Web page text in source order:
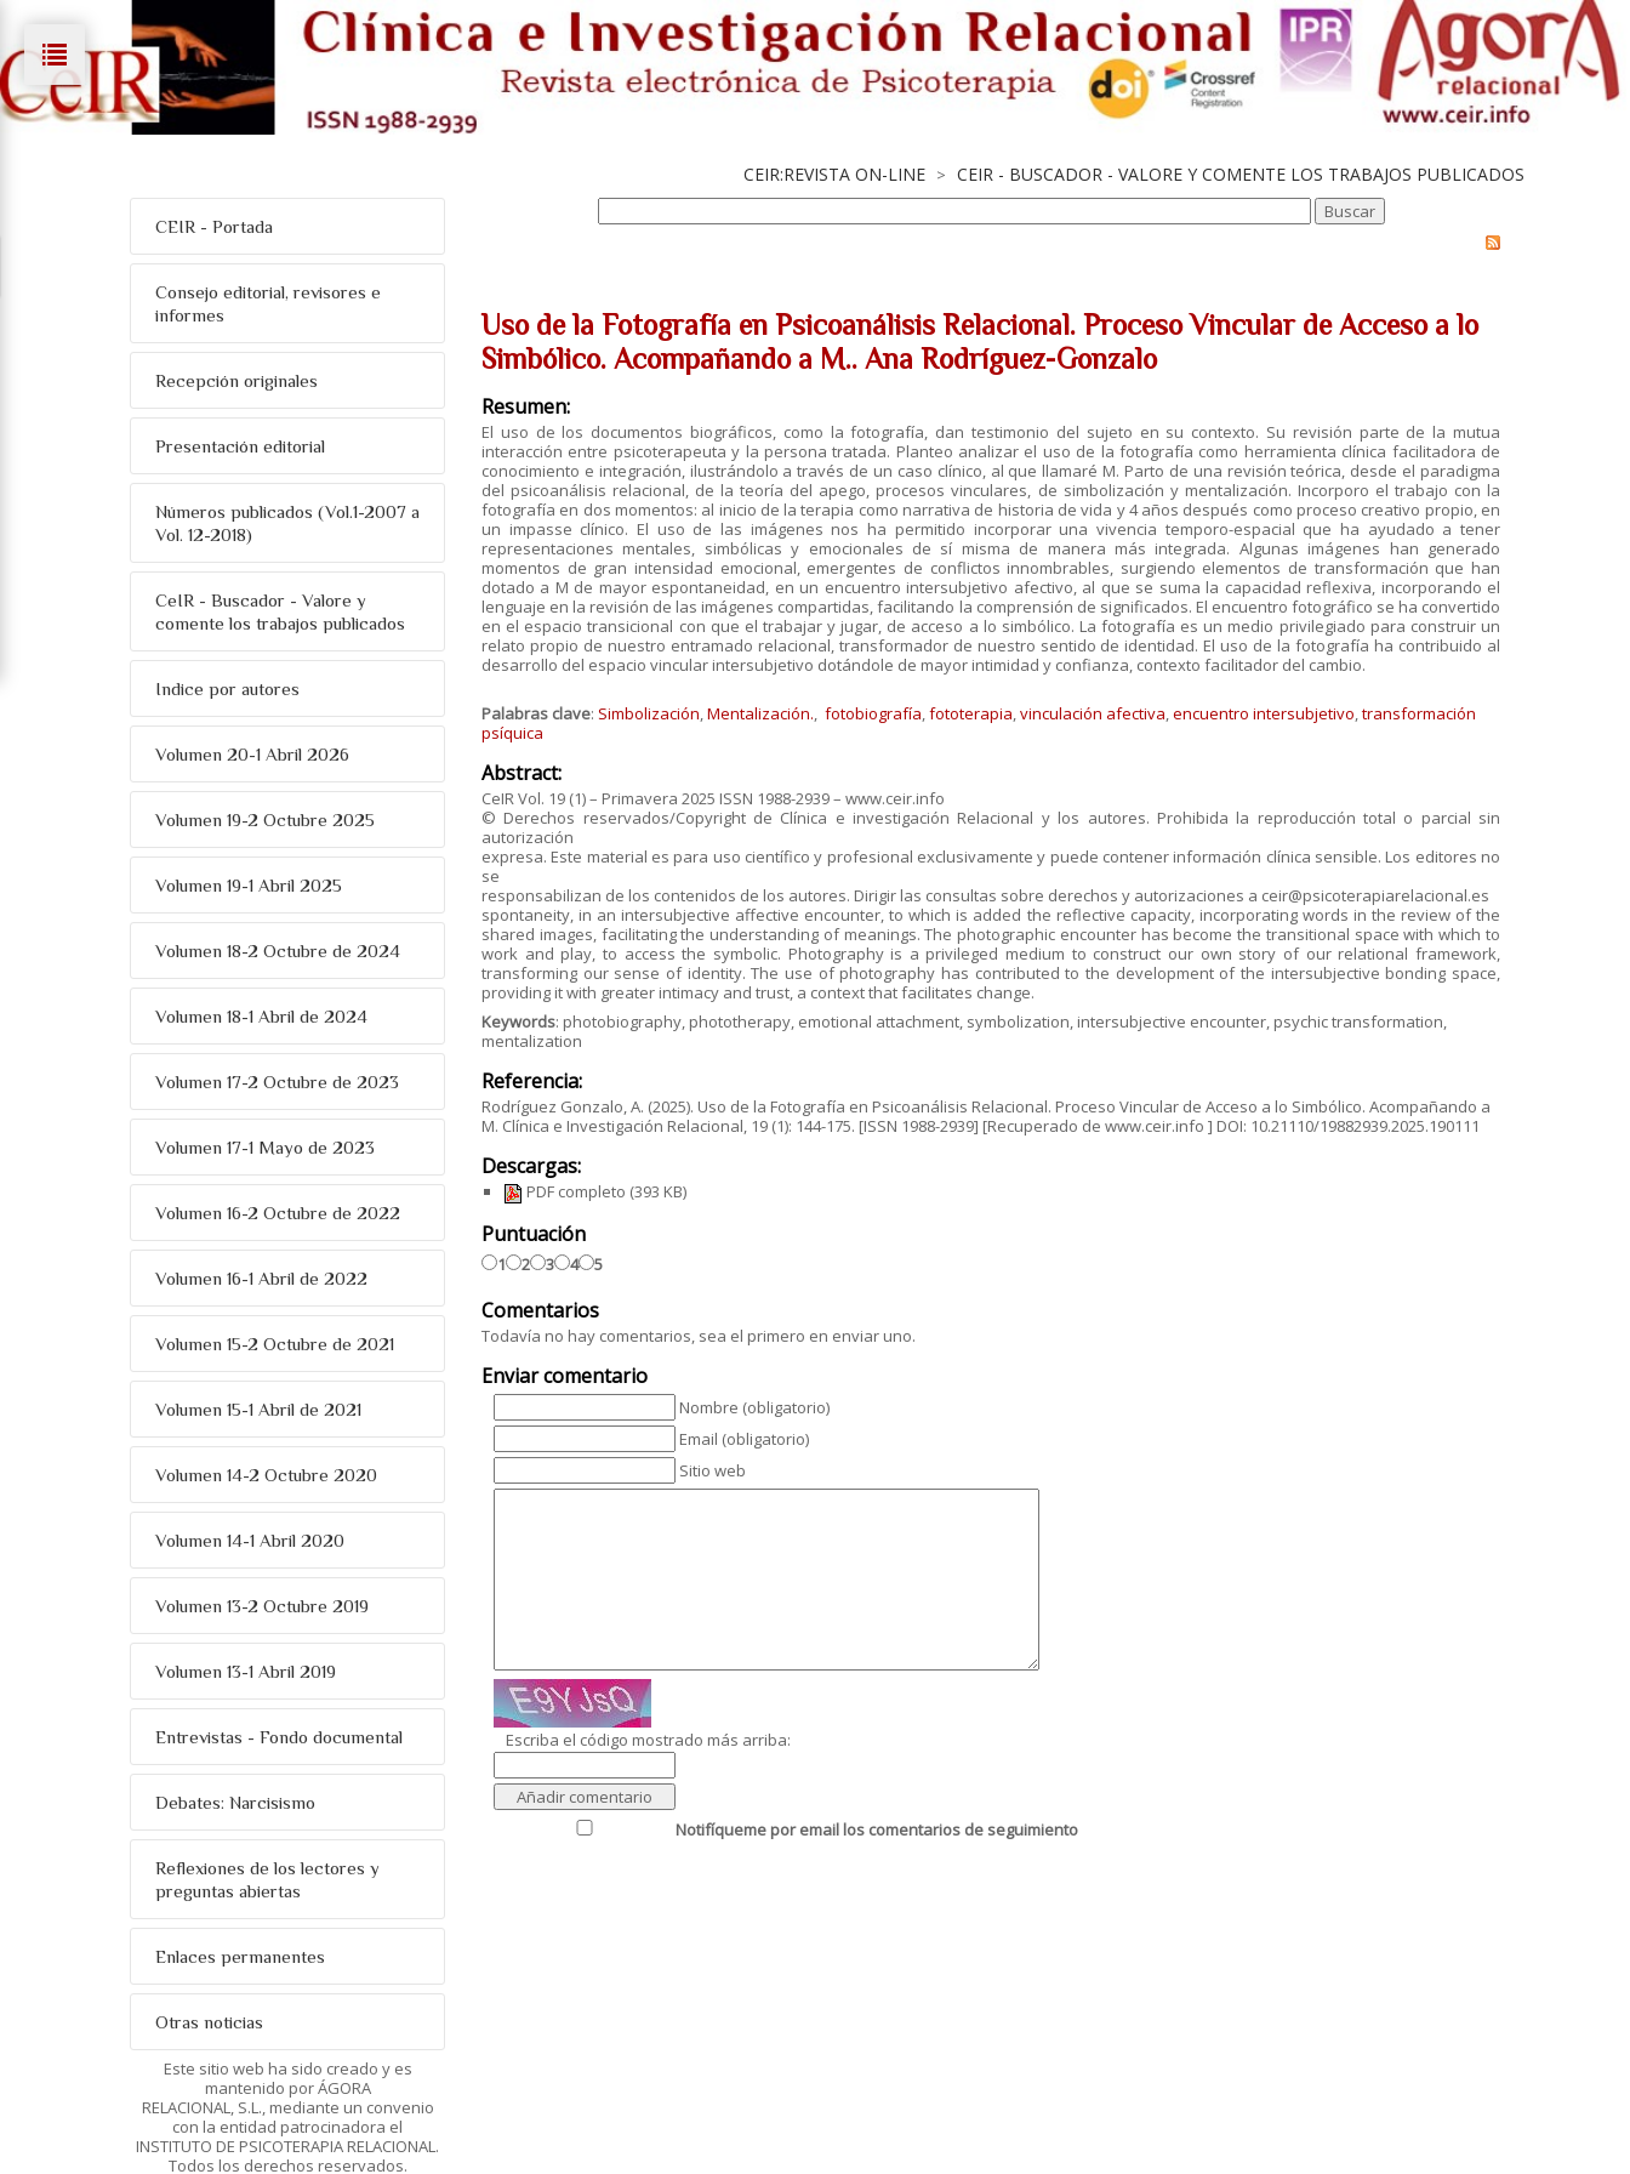
CEIR:REVISTA ON-LINE > CEIR - BUSCADOR - VALORE Y COMENTE LOS TRABAJOS PUBLICADOS
CEIR - Portada
Consejo editorial, revisores e
informes
Recepción originales
Presentación editorial
Números publicados (Vol.1-2007 a
Vol. 12-2018)
CeIR - Buscador - Valore y
comente los trabajos publicados
Indice por autores
Volumen 20-1 Abril 2026
Volumen 19-2 Octubre 2025
Volumen 19-1 Abril 2025
Volumen 18-2 Octubre de 2024
Volumen 18-1 Abril de 2024
Volumen 17-2 Octubre de 2023
Volumen 17-1 Mayo de 2023
Volumen 16-2 Octubre de 2022
Volumen 16-1 Abril de 2022
Volumen 15-2 Octubre de 2021
Volumen 15-1 Abril de 2021
Volumen 14-2 Octubre 2020
Volumen 14-1 Abril 2020
Volumen 13-2 Octubre 2019
Volumen 13-1 Abril 2019
Entrevistas - Fondo documental
Debates: Narcisismo
Reflexiones de los lectores y
preguntas abiertas
Enlaces permanentes
Otras noticias
Este sitio web ha sido creado y es
mantenido por ÁGORA
RELACIONAL, S.L., mediante un convenio
con la entidad patrocinadora el
INSTITUTO DE PSICOTERAPIA RELACIONAL.
Todos los derechos reservados.
Uso de la Fotografía en Psicoanálisis Relacional. Proceso Vincular de Acceso a lo
Simbólico. Acompañando a M.. Ana Rodríguez-Gonzalo
Resumen:
El uso de los documentos biográficos, como la fotografía, dan testimonio del sujeto en su contexto. Su revisión parte de la mutua
interacción entre psicoterapeuta y la persona tratada. Planteo analizar el uso de la fotografía como herramienta clínica facilitadora de
conocimiento e integración, ilustrándolo a través de un caso clínico, al que llamaré M. Parto de una revisión teórica, desde el paradigma
del psicoanálisis relacional, de la teoría del apego, procesos vinculares, de simbolización y mentalización. Incorporo el trabajo con la
fotografía en dos momentos: al inicio de la terapia como narrativa de historia de vida y 4 años después como proceso creativo propio, en
un impasse clínico. El uso de las imágenes nos ha permitido incorporar una vivencia temporo-espacial que ha ayudado a tener
representaciones mentales, simbólicas y emocionales de sí misma de manera más integrada. Algunas imágenes han generado
momentos de gran intensidad emocional, emergentes de conflictos innombrables, surgiendo elementos de transformación que han
dotado a M de mayor espontaneidad, en un encuentro intersubjetivo afectivo, al que se suma la capacidad reflexiva, incorporando el
lenguaje en la revisión de las imágenes compartidas, facilitando la comprensión de significados. El encuentro fotográfico se ha convertido
en el espacio transicional con que el trabajar y jugar, de acceso a lo simbólico. La fotografía es un medio privilegiado para construir un
relato propio de nuestro entramado relacional, transformador de nuestro sentido de identidad. El uso de la fotografía ha contribuido al
desarrollo del espacio vincular intersubjetivo dotándole de mayor intimidad y confianza, contexto facilitador del cambio.
Palabras clave: Simbolización,Mentalización., fotobiografía,fototerapia,vinculación afectiva,encuentro intersubjetivo,transformación
psíquica
Abstract:
CeIR Vol. 19 (1) – Primavera 2025 ISSN 1988-2939 – www.ceir.info
© Derechos reservados/Copyright de Clínica e investigación Relacional y los autores. Prohibida la reproducción total o parcial sin
autorización
expresa. Este material es para uso científico y profesional exclusivamente y puede contener información clínica sensible. Los editores no
se
responsabilizan de los contenidos de los autores. Dirigir las consultas sobre derechos y autorizaciones a ceir@psicoterapiarelacional.es
spontaneity, in an intersubjective affective encounter, to which is added the reflective capacity, incorporating words in the review of the
shared images, facilitating the understanding of meanings. The photographic encounter has become the transitional space with which to
work and play, to access the symbolic. Photography is a privileged medium to construct our own story of our relational framework,
transforming our sense of identity. The use of photography has contributed to the development of the intersubjective bonding space,
providing it with greater intimacy and trust, a context that facilitates change.
Keywords: photobiography, phototherapy, emotional attachment, symbolization, intersubjective encounter, psychic transformation,
mentalization
Referencia:
Rodríguez Gonzalo, A. (2025). Uso de la Fotografía en Psicoanálisis Relacional. Proceso Vincular de Acceso a lo Simbólico. Acompañando a
M. Clínica e Investigación Relacional, 19 (1): 144-175. [ISSN 1988-2939] [Recuperado de www.ceir.info ] DOI: 10.21110/19882939.2025.190111
Descargas:
PDF completo (393 KB)
Puntuación
1 2 3 4 5
Comentarios
Todavía no hay comentarios, sea el primero en enviar uno.
Enviar comentario
Nombre (obligatorio)
Email (obligatorio)
Sitio web
Escriba el código mostrado más arriba:
Notifíqueme por email los comentarios de seguimiento